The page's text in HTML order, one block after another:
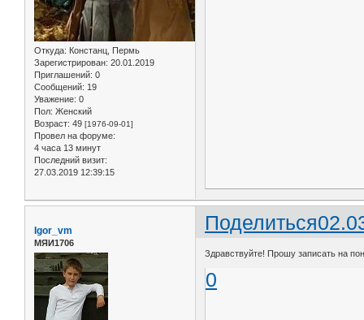
Откуда: Констанц, Пермь
Зарегистрирован: 20.01.2019
Приглашений: 0
Сообщений: 19
Уважение: 0
Пол: Женский
Возраст: 49 [1976-09-01]
Провел на форуме:
4 часа 13 минут
Последний визит:
27.03.2019 12:39:15
Поделиться
Igor_vm
МЯИ1706
Здравствуйте! Прошу записать на
0